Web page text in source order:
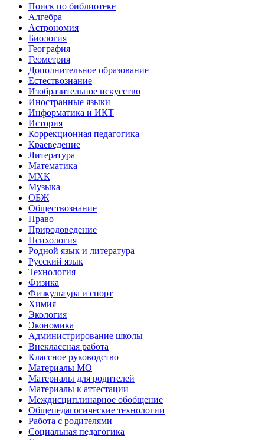
Поиск по библиотеке
Алгебра
Астрономия
Биология
География
Геометрия
Дополнительное образование
Естествознание
Изобразительное искусство
Иностранные языки
Информатика и ИКТ
История
Коррекционная педагогика
Краеведение
Литература
Математика
МХК
Музыка
ОБЖ
Обществознание
Право
Природоведение
Психология
Родной язык и литература
Русский язык
Технология
Физика
Физкультура и спорт
Химия
Экология
Экономика
Администрирование школы
Внеклассная работа
Классное руководство
Материалы МО
Материалы для родителей
Материалы к аттестации
Междисциплинарное обобщение
Общепедагогические технологии
Работа с родителями
Социальная педагогика